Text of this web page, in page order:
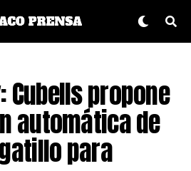
Cubells propone
automática de
para